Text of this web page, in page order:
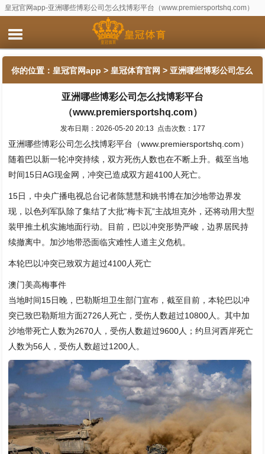
皇冠官网app-亚洲哪些博彩公司怎么找博彩平台（www.premiersportshq.com）
你的位置： 皇冠官网app > 皇冠体育官网 > 亚洲哪些博彩公司怎么
找博彩平台（www.premiersportshq.com）
亚洲哪些博彩公司怎么找博彩平台
（www.premiersportshq.com）
发布日期：2026-05-20 20:13 点击次数：177
亚洲哪些博彩公司怎么找博彩平台（www.premiersportshq.com）
随着巴以新一轮冲突持续，双方死伤人数也在不断上升。截至当地
时间15日AG现金网，冲突已造成双方超4100人死亡。
15日，中央广播电视总台记者陈慧慧和姚书博在加沙地带边界发
现，以色列军队除了集结了大批“梅卡瓦”主战坦克外，还将动用大型
装甲推土机实施地面行动。目前，巴以冲突形势严峻，边界居民持
续撤离中。加沙地带恐面临灾难性人道主义危机。
本轮巴以冲突已致双方超过4100人死亡
澳门美高梅事件
当地时间15日晚，巴勒斯坦卫生部门宣布，截至目前，本轮巴以冲
突已致巴勒斯坦方面2726人死亡，受伤人数超过10800人。其中加
沙地带死亡人数为2670人，受伤人数超过9600人；约旦河西岸死亡
人数为56人，受伤人数超过1200人。